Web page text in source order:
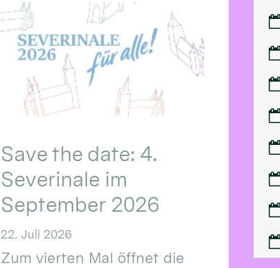
Save the date: 4.
Severinale im
September 2026
22. Juli 2026
Zum vierten Mal öffnet die